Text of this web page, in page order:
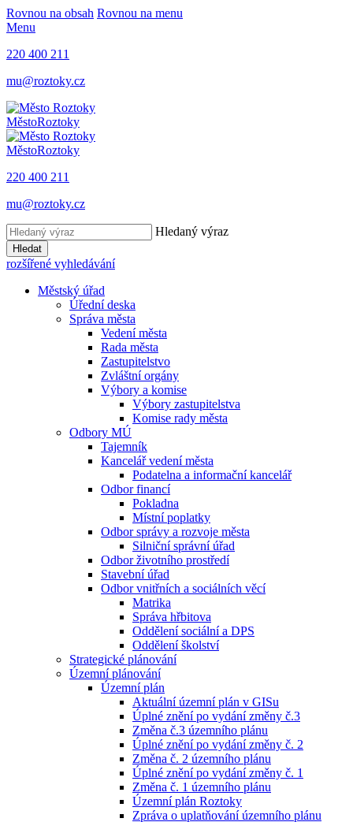
Rovnou na obsah Rovnou na menu
Menu
220 400 211
mu@roztoky.cz
MěstoRoztoky
MěstoRoztoky
220 400 211
mu@roztoky.cz
Hledaný výraz
Hledat
rozšířené vyhledávání
Městský úřad
Úřední deska
Správa města
Vedení města
Rada města
Zastupitelstvo
Zvláštní orgány
Výbory a komise
Výbory zastupitelstva
Komise rady města
Odbory MÚ
Tajemník
Kancelář vedení města
Podatelna a informační kancelář
Odbor financí
Pokladna
Místní poplatky
Odbor správy a rozvoje města
Silniční správní úřad
Odbor životního prostředí
Stavební úřad
Odbor vnitřních a sociálních věcí
Matrika
Správa hřbitova
Oddělení sociální a DPS
Oddělení školství
Strategické plánování
Územní plánování
Územní plán
Aktuální územní plán v GISu
Úplné znění po vydání změny č.3
Změna č.3 územního plánu
Úplné znění po vydání změny č. 2
Změna č. 2 územního plánu
Úplné znění po vydání změny č. 1
Změna č. 1 územního plánu
Územní plán Roztoky
Zpráva o uplatňování územního plánu